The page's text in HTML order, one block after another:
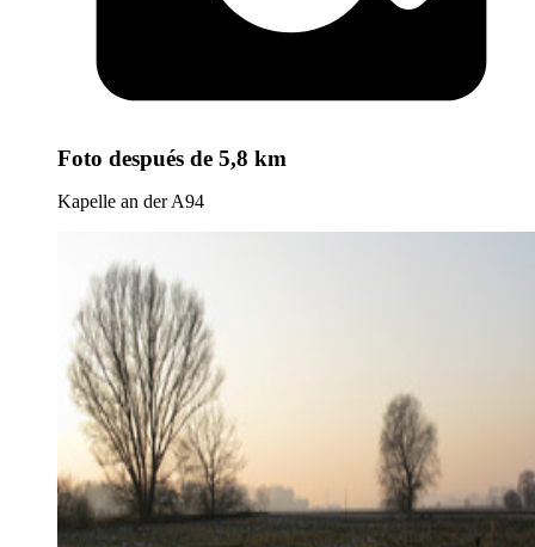
Foto después de 5,8 km
Kapelle an der A94